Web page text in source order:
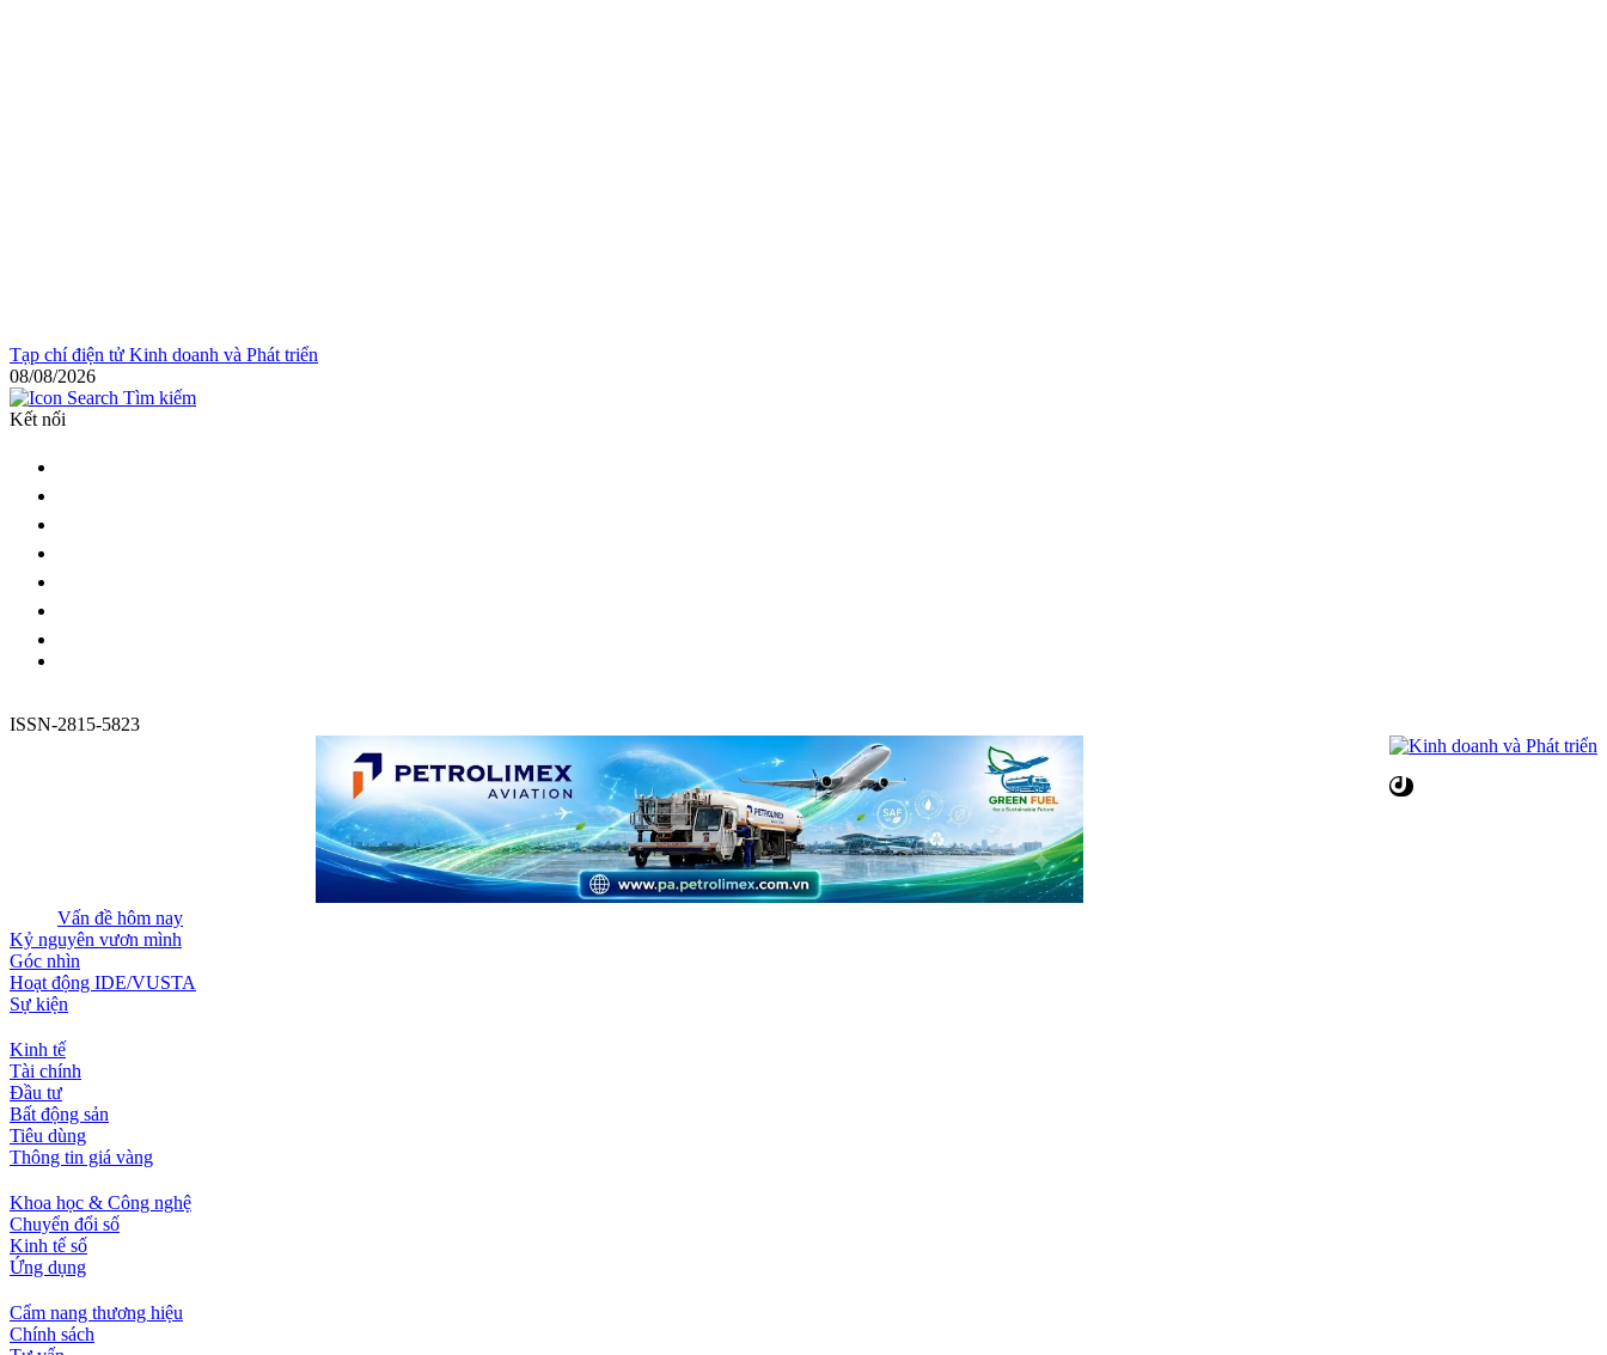
Tạp chí điện tử Kinh doanh và Phát triển
08/08/2026
Tìm kiếm
Kết nối
ISSN-2815-5823
Vấn đề hôm nay
Kỷ nguyên vươn mình
Góc nhìn
Hoạt động IDE/VUSTA
Sự kiện
Kinh tế
Tài chính
Đầu tư
Bất động sản
Tiêu dùng
Thông tin giá vàng
Khoa học & Công nghệ
Chuyển đổi số
Kinh tế số
Ứng dụng
Cẩm nang thương hiệu
Chính sách